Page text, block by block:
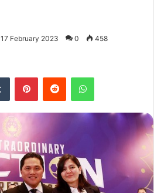
17 February 2023 0 458